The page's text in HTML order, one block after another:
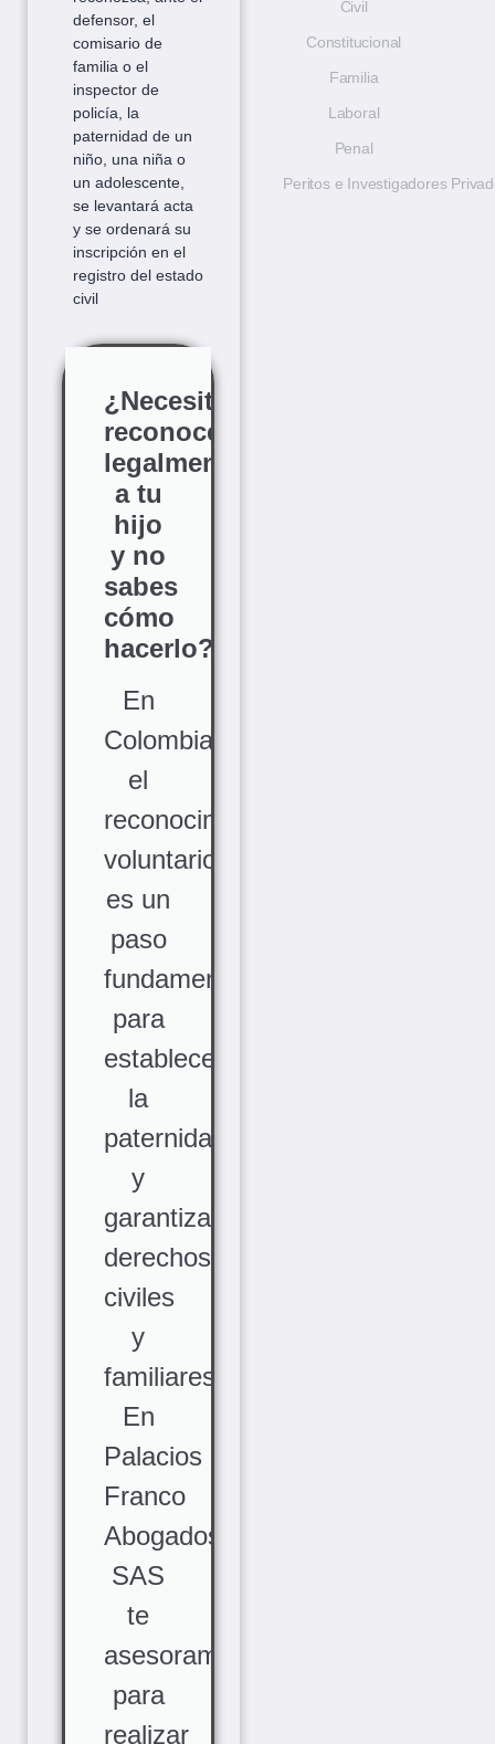
defensor, el
comisario de
familia o el
inspector de
policía, la
paternidad de un
niño, una niña o
un adolescente,
se levantará acta
y se ordenará su
inscripción en el
registro del estado
civil
¿Necesitas
reconocer
legalmente
a tu
hijo
y no
sabes
cómo
hacerlo?
En
Colombia,
el
reconocimiento
voluntario
es un
paso
fundamental
para
establecer
la
paternidad
y
garantizar
derechos
civiles
y
familiares.
En
Palacios
Franco
Abogados
SAS
te
asesoramos
para
realizar
Civil
Constitucional
Familia
Laboral
Penal
Peritos e Investigadores